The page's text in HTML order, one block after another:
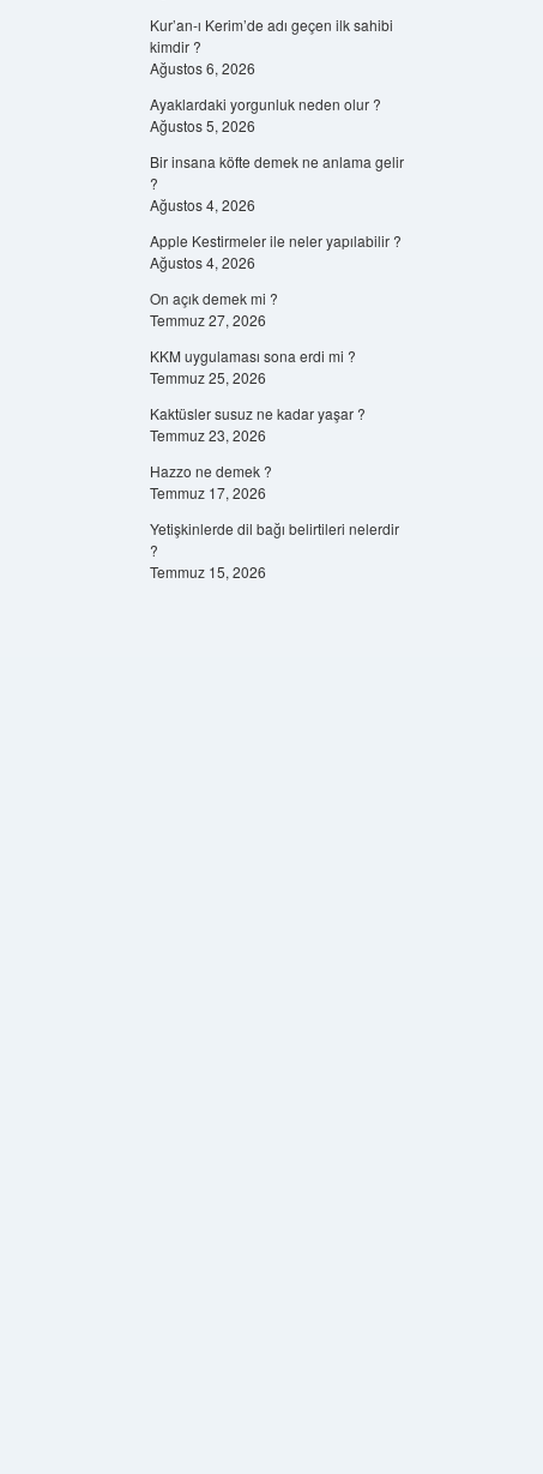
Kur’an-ı Kerim’de adı geçen ilk sahibi
kimdir ?
Ağustos 6, 2026
Ayaklardaki yorgunluk neden olur ?
Ağustos 5, 2026
Bir insana köfte demek ne anlama gelir
?
Ağustos 4, 2026
Apple Kestirmeler ile neler yapılabilir ?
Ağustos 4, 2026
On açık demek mi ?
Temmuz 27, 2026
KKM uygulaması sona erdi mi ?
Temmuz 25, 2026
Kaktüsler susuz ne kadar yaşar ?
Temmuz 23, 2026
Hazzo ne demek ?
Temmuz 17, 2026
Yetişkinlerde dil bağı belirtileri nelerdir
?
Temmuz 15, 2026